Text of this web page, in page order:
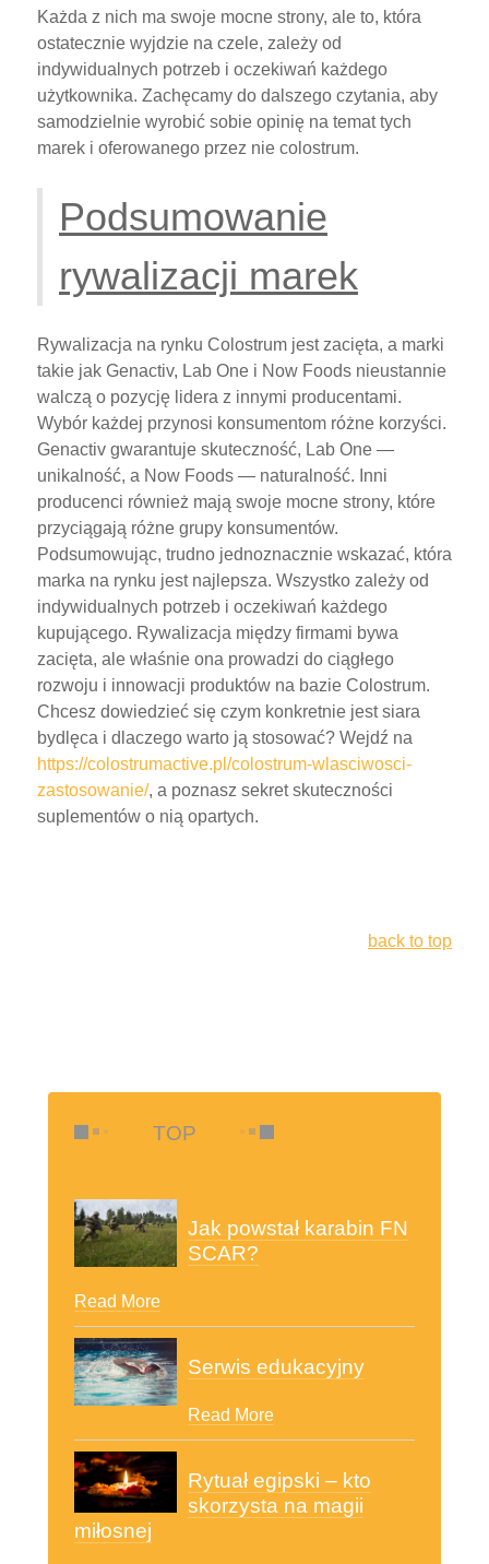
Każda z nich ma swoje mocne strony, ale to, która
ostatecznie wyjdzie na czele, zależy od
indywidualnych potrzeb i oczekiwań każdego
użytkownika. Zachęcamy do dalszego czytania, aby
samodzielnie wyrobić sobie opinię na temat tych
marek i oferowanego przez nie colostrum.
Podsumowanie
rywalizacji marek
Rywalizacja na rynku Colostrum jest zacięta, a marki
takie jak Genactiv, Lab One i Now Foods nieustannie
walczą o pozycję lidera z innymi producentami.
Wybór każdej przynosi konsumentom różne korzyści.
Genactiv gwarantuje skuteczność, Lab One —
unikalność, a Now Foods — naturalność. Inni
producenci również mają swoje mocne strony, które
przyciągają różne grupy konsumentów.
Podsumowując, trudno jednoznacznie wskazać, która
marka na rynku jest najlepsza. Wszystko zależy od
indywidualnych potrzeb i oczekiwań każdego
kupującego. Rywalizacja między firmami bywa
zacięta, ale właśnie ona prowadzi do ciągłego
rozwoju i innowacji produktów na bazie Colostrum.
Chcesz dowiedzieć się czym konkretnie jest siara
bydlęca i dlaczego warto ją stosować? Wejdź na
https://colostrumactive.pl/colostrum-wlasciwosci-
zastosowanie/, a poznasz sekret skuteczności
suplementów o nią opartych.
back to top
TOP
Jak powstał karabin FN
SCAR?
Read More
Serwis edukacyjny
Read More
Rytuał egipski – kto
skorzysta na magii
miłosnej